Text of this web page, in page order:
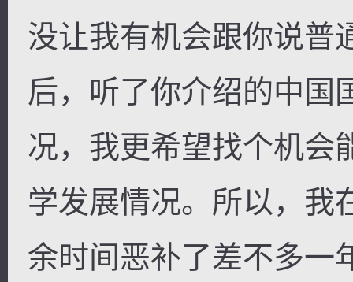
没让我有机会跟你说普
后，听了你介绍的中国
况，我更希望找个机会
学发展情况。所以，我
余时间恶补了差不多一